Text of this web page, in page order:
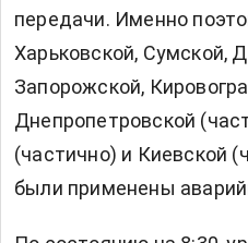
передачи. Именно
Харьковской, Сумской,
Запорожской,
Днепропетровской
(частично) и Киевской
были применены